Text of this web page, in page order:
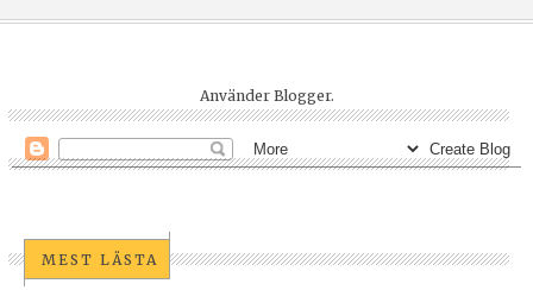
Använder Blogger.
MEST LÄSTA